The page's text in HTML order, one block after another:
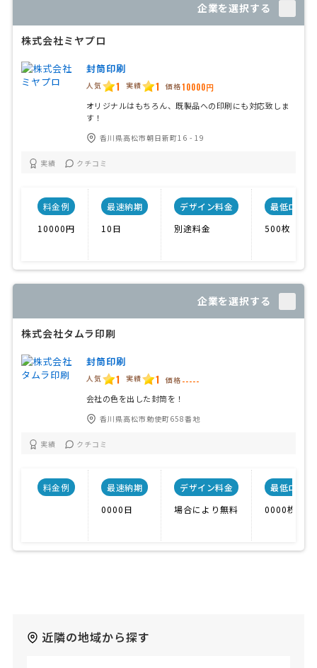
企業を選択する
株式会社ミヤプロ
封筒印刷
人気 1 実績 1 価格10000円
オリジナルはもちろん、既製品への印刷にも対応致しま
す！
香川県高松市朝日新町16 - 19
実績 クチコミ
料金例
10000円
最速納期
10日
デザイン料金
別途料金
最低ロッ
500枚
企業を選択する
株式会社タムラ印刷
封筒印刷
人気 1 実績 1 価格 -----
会社の色を出した封筒を！
香川県高松市勅使町658番地
実績 クチコミ
料金例
最速納期
0000日
デザイン料金
場合により無料
最低ロッ
0000枚
近隣の地域から探す